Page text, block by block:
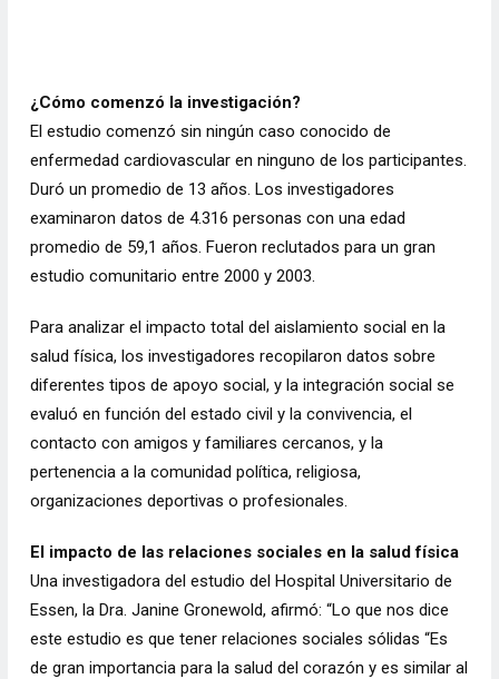
¿Cómo comenzó la investigación?
El estudio comenzó sin ningún caso conocido de
enfermedad cardiovascular en ninguno de los participantes.
Duró un promedio de 13 años. Los investigadores
examinaron datos de 4.316 personas con una edad
promedio de 59,1 años. Fueron reclutados para un gran
estudio comunitario entre 2000 y 2003.
Para analizar el impacto total del aislamiento social en la
salud física, los investigadores recopilaron datos sobre
diferentes tipos de apoyo social, y la integración social se
evaluó en función del estado civil y la convivencia, el
contacto con amigos y familiares cercanos, y la
pertenencia a la comunidad política, religiosa,
organizaciones deportivas o profesionales.
El impacto de las relaciones sociales en la salud física
Una investigadora del estudio del Hospital Universitario de
Essen, la Dra. Janine Gronewold, afirmó: “Lo que nos dice
este estudio es que tener relaciones sociales sólidas “Es
de gran importancia para la salud del corazón y es similar al